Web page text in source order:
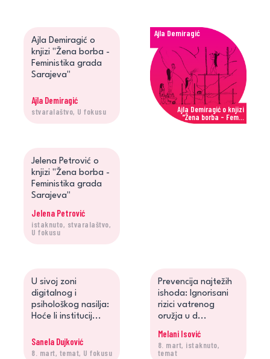
Ajla Demiragić o
knjizi "Žena borba -
Feministika grada
Sarajeva"
Ajla Demiragić
stvaralaštvo, U fokusu
Ajla Demiragić o knjizi
"Žena borba - Fem...
Ajla Demiragić
Jelena Petrović o
knjizi "Žena borba -
Feministika grada
Sarajeva"
Jelena Petrović
istaknuto, stvaralaštvo,
U fokusu
U sivoj zoni
digitalnog i
psihološkog nasilja:
Hoće li institucij...
Sanela Dujković
8. mart, temat, U fokusu
Prevencija najtežih
ishoda: Ignorisani
rizici vatrenog
oružja u d...
Melani Isović
8. mart, istaknuto,
temat